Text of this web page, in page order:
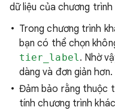
dữ liệu của chương
Trong chương trình
bạn có thể chọn
tier_label . Nhờ
dàng và đơn giản hơn.
Đảm bảo rằng thuộc
tính chương trình